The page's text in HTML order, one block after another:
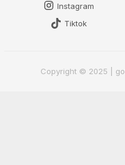
Instagram
Tiktok
Copyright © 2025 |